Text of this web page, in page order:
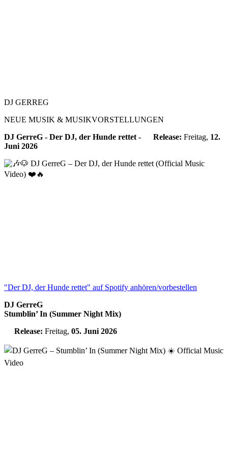
DJ GERREG
NEUE MUSIK & MUSIKVORSTELLUNGEN
DJ GerreG - Der DJ, der Hunde rettet -
Release: Freitag, 12.
Juni 2026
"Der DJ, der Hunde rettet" auf Spotify anhören/vorbestellen
DJ GerreG
Stumblin’ In (Summer Night Mix)
Release: Freitag, 05. Juni 2026